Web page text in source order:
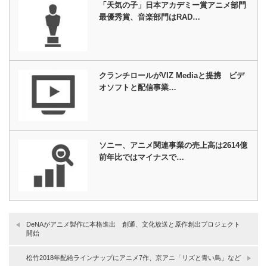
「天気の子」日本アカデミー賞アニメ部門
最優秀賞、音楽部門はRAD…
クランチロールがVIZ Mediaと提携 ビデ
オソフトと配信事業…
ソニー、アニメ関連事業の売上高は2614億
前年比ではマイナスで…
DeNAがアニメ製作に本格進出 創通、文化放送と原作創出プロジェクト
開始
松竹2018年配給ラインナップにアニメ7作、京アニ「リズと青い鳥」など